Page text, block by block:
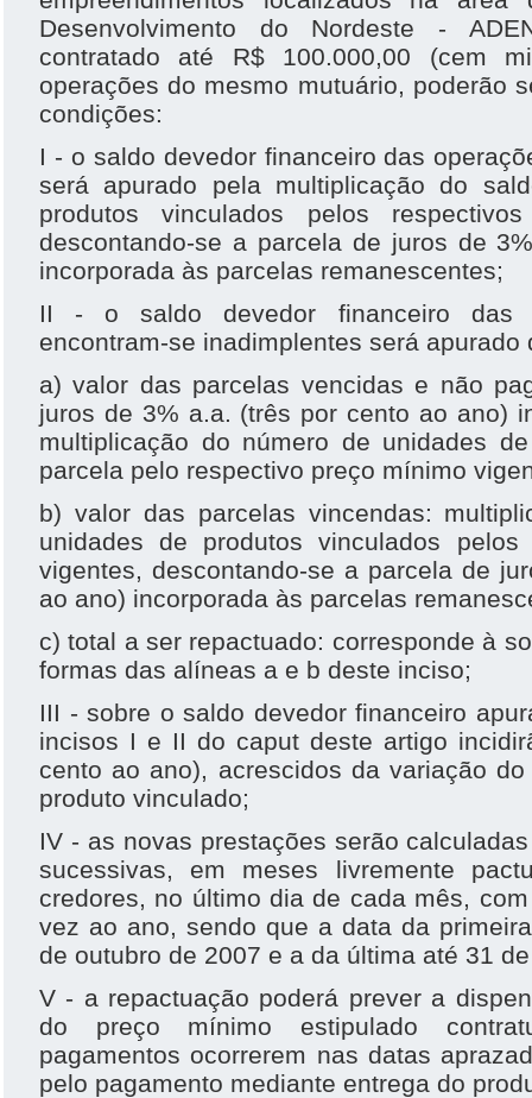
Desenvolvimento do Nordeste -
contratado até R$ 100.000,00 (cem
operações do mesmo mutuário, poderão
condições:
I - o saldo devedor financeiro das
será apurado pela multiplicação do
produtos vinculados pelos
descontando-se a parcela de juros de
incorporada às parcelas remanescentes;
II - o saldo devedor financeiro das
encontram-se inadimplentes será apurado
a) valor das parcelas vencidas e não
juros de 3% a.a. (três por cento ao ano)
multiplicação do número de unidades
parcela pelo respectivo preço mínimo
b) valor das parcelas vincendas:
unidades de produtos vinculados
vigentes, descontando-se a parcela de
ao ano) incorporada às parcelas
c) total a ser repactuado: corresponde à
formas das alíneas a e b deste inciso;
III - sobre o saldo devedor financeiro
incisos I e II do caput deste artigo
cento ao ano), acrescidos da variação
produto vinculado;
IV - as novas prestações serão
sucessivas, em meses livremente
credores, no último dia de cada mês,
vez ao ano, sendo que a data da
de outubro de 2007 e a da última até 31
V - a repactuação poderá prever a
do preço mínimo estipulado
pagamentos ocorrerem nas datas
pelo pagamento mediante entrega do